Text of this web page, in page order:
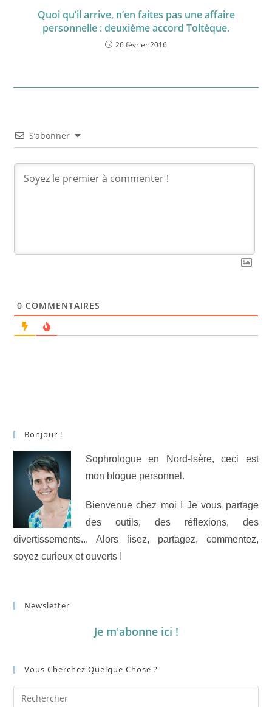
Quoi qu’il arrive, n’en faites pas une affaire
personnelle : deuxième accord Toltèque.
26 février 2016
S’abonner
0 COMMENTAIRES
Bonjour !
Sophrologue en Nord-Isère, ceci est
mon blogue personnel.
Bienvenue chez moi ! Je vous partage
des outils, des réflexions, des
divertissements... Alors lisez, partagez, commentez,
soyez curieux et ouverts !
Newsletter
Je m'abonne ici !
Vous Cherchez Quelque Chose ?